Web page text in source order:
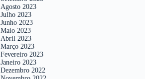
Agosto 2023
Julho 2023
Junho 2023
Maio 2023
Abril 2023
Março 2023
Fevereiro 2023
Janeiro 2023
Dezembro 2022